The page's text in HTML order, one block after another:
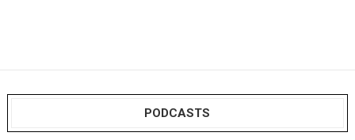
PODCASTS